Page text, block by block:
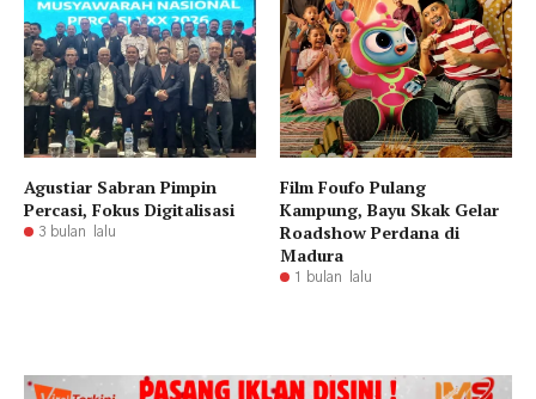
Agustiar Sabran Pimpin
Percasi, Fokus Digitalisasi
3 bulan lalu
Film Foufo Pulang
Kampung, Bayu Skak Gelar
Roadshow Perdana di
Madura
1 bulan lalu